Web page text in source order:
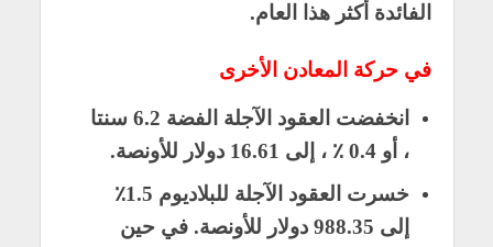
الفائدة أكثر هذا العام.
في حركة المعادن الأخرى
انخفضت العقود الآجلة الفضة 6.2 سنتا
، أو 0.4 ٪ ، إلى 16.61 دولار للأونصة.
خسرت العقود الآجلة للبلاديوم 1.5٪
إلى 988.35 دولار للأونصة. في حين